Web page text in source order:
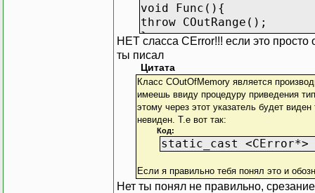
void Func(){
throw COutRange();
}
int main(){
try{
Func();
}
catch(CError& error){
error.PrintError();
}
НЕТ сласса CError!!! если это
ты писал
Цитата
Класс COutOfMemory является
имеешь ввиду процедуру приведения
этому через этот указатель будет
невиден. Т.е вот так:
Код:
static_cast <CError*>
Если я правильно тебя понял это и
Нет ты понял не правильно,